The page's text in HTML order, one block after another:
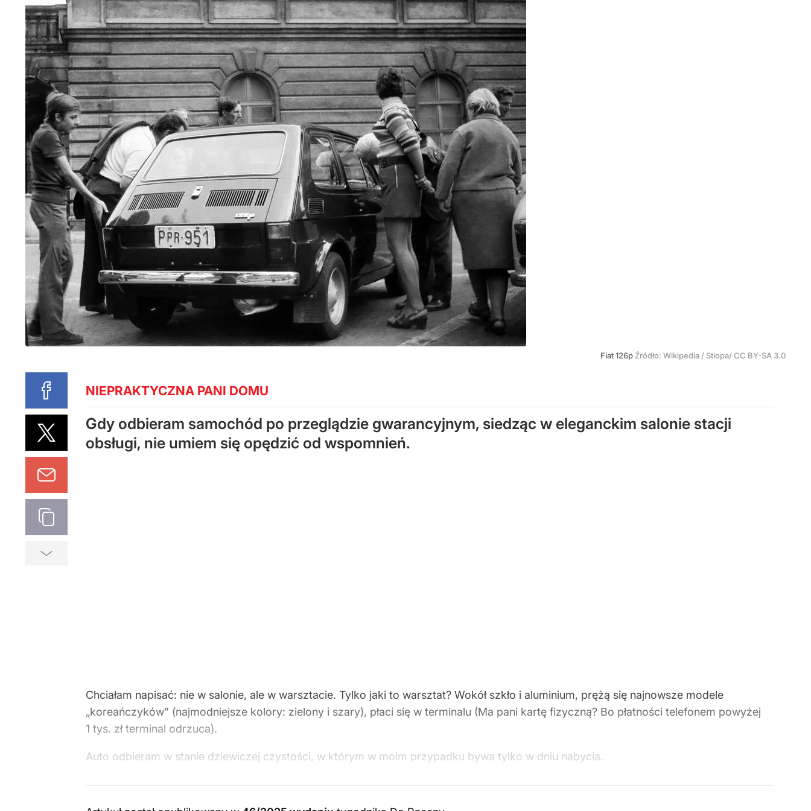
Fiat 126p Źródło: Wikipedia / Stiopa/ CC BY-SA 3.0
NIEPRAKTYCZNA PANI DOMU
Gdy odbieram samochód po przeglądzie gwarancyjnym, siedząc w eleganckim salonie stacji
obsługi, nie umiem się opędzić od wspomnień.
Chciałam napisać: nie w salonie, ale w warsztacie. Tylko jaki to warsztat? Wokół szkło i aluminium, prężą się najnowsze modele
„koreańczyków” (najmodniejsze kolory: zielony i szary), płaci się w terminalu (Ma pani kartę fizyczną? Bo płatności telefonem powyżej
1 tys. zł terminal odrzuca).
Auto odbieram w stanie dziewiczej czystości, w którym w moim przypadku bywa tylko w dniu nabycia.